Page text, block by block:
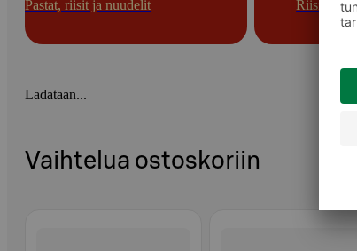
Pastat, riisit ja nuudelit Riisit
Ladataan...
Vaihtelua ostoskoriin